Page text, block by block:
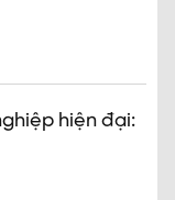
hiện đại: